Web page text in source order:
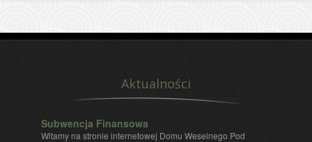
Aktualności
Subwencja Finansowa
Witamy na stronie internetowej Domu Weselnego Pod